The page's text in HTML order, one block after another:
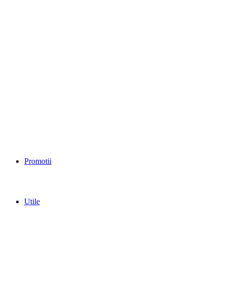
Promotii
Utile